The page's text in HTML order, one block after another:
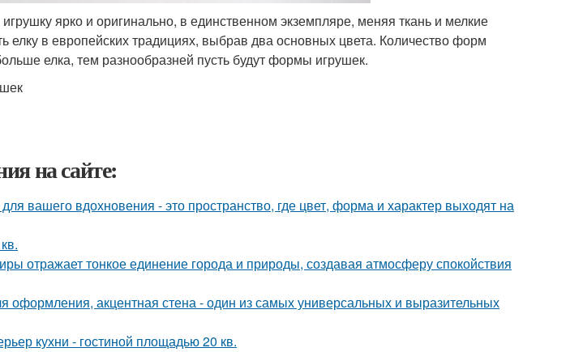
ярко и оригинально, в единственном экземпляре, меняя ткань и мелкие
елку в европейских традициях, выбрав два основных цвета. Количество форм
елка, тем разнообразней пусть будут формы игрушек.
на сайте:
вашего вдохновения - это пространство, где цвет, форма и характер выходят на
отражает тонкое единение города и природы, создавая атмосферу спокойствия
оформления, акцентная стена - один из самых универсальных и выразительных
кухни - гостиной площадью 20 кв.